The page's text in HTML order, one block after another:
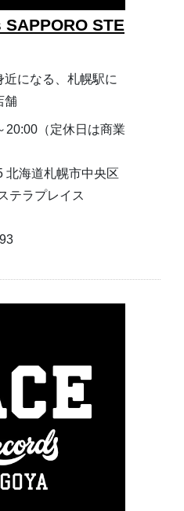
STE
近になる、札幌駅に
舗
20:00（定休日は商業
北海道札幌市中央区
テラプレイス